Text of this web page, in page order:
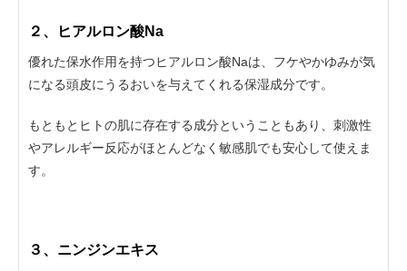
２、ヒアルロン酸Na
優れた保水作用を持つヒアルロン酸Naは、フケやかゆみが気
になる頭皮にうるおいを与えてくれる保湿成分です。
もともとヒトの肌に存在する成分ということもあり、刺激性
やアレルギー反応がほとんどなく敏感肌でも安心して使えま
す。
３、ニンジンエキス